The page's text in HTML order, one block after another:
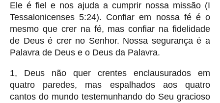
Ele é fiel e nos ajuda a cumprir nossa missão (I
Tessalonicenses 5:24). Confiar em nossa fé é o
mesmo que crer na fé, mas confiar na fidelidade
de Deus é crer no Senhor. Nossa segurança é a
Palavra de Deus e o Deus da Palavra.
1, Deus não quer crentes enclausurados em
quatro paredes, mas espalhados aos quatro
cantos do mundo testemunhando do Seu gracioso